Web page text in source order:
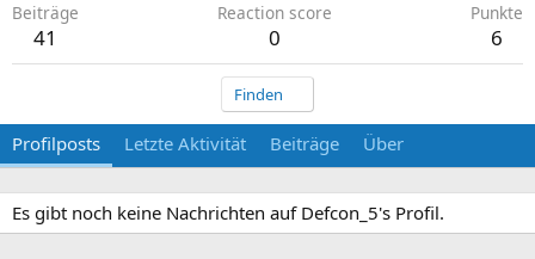
Beiträge
41
Reaction score
0
Punkte
6
Finden
Profilposts Letzte Aktivität Beiträge Über
Es gibt noch keine Nachrichten auf Defcon_5's Profil.